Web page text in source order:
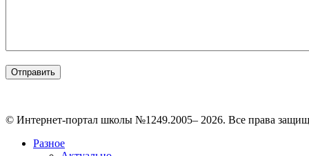
© Интернет-портал школы №1249.2005– 2026. Все права
Разное